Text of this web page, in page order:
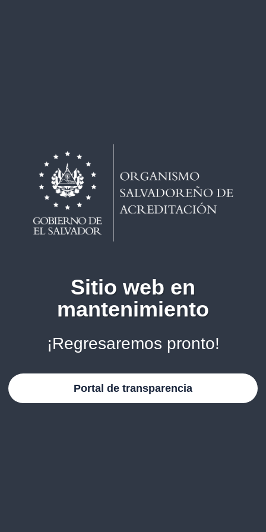
Sitio web en
mantenimiento
¡Regresaremos pronto!
Portal de transparencia